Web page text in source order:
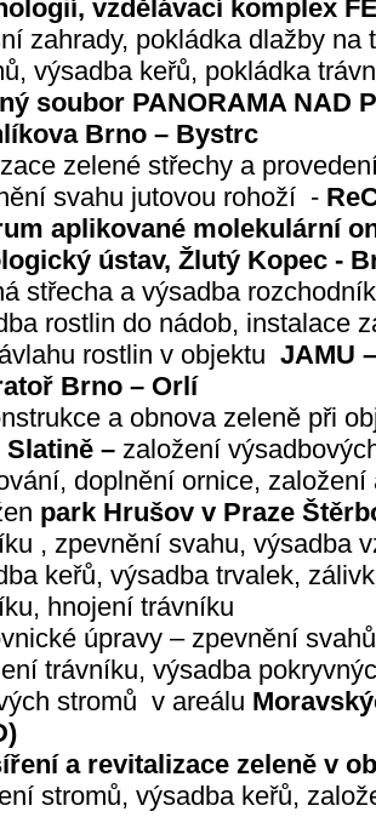
vzdělávací komplex
zahrady, pokládka dlažby na
výsadba keřů, pokládka
soubor PANORAMA NAD
Brno – Bystrc
zelené střechy a
svahu jutovou rohoží -
aplikované molekulární
ústav, Žlutý Kopec -
střecha a výsadba
rostlin do nádob, instalace
rostlin v objektu JAMU
Brno – Orlí
a obnova zeleně při
Slatině – založení
doplnění ornice,
park Hrušov v Praze
, zpevnění svahu, výsadba
keřů, výsadba trvalek,
hnojení trávníku
úpravy – zpevnění
trávníku, výsadba
stromů v areálu
a revitalizace zeleně v
stromů, výsadba keřů,